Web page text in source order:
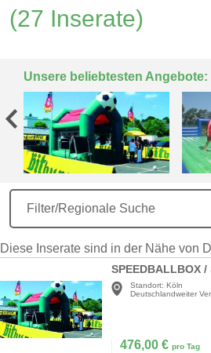
(27 Inserate)
Unsere beliebtesten Angebote:
Filter/Regionale Suche
Diese Inserate sind in der Nähe von
Standort: Köln
Deutschlandweiter
476,00 € pro Tag